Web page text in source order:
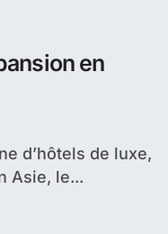
en
Asie, le...